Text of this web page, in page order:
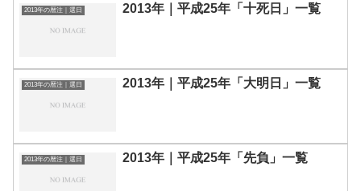
2013年の暦注｜選日 2013年｜平成25年「十死日」一覧
2013年の暦注｜選日 2013年｜平成25年「大明日」一覧
2013年の暦注｜選日 2013年｜平成25年「先負」一覧